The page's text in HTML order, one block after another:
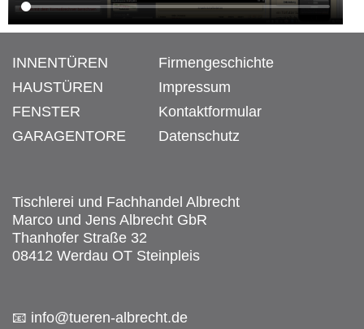
INNENTÜREN
HAUSTÜREN
FENSTER
GARAGENTORE
Firmengeschichte
Impressum
Kontaktformular
Datenschutz
Tischlerei und Fachhandel Albrecht
Marco und Jens Albrecht GbR
Thanhofer Straße 32
08412 Werdau OT Steinpleis
📧 info@tueren-albrecht.de